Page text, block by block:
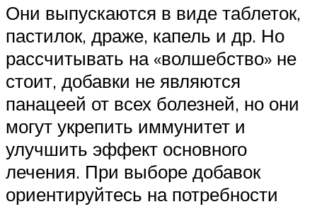
Они выпускаются в виде таблеток,
пастилок, драже, капель и др. Но
рассчитывать на «волшебство» не
стоит, добавки не являются
панацеей от всех болезней, но они
могут укрепить иммунитет и
улучшить эффект основного
лечения. При выборе добавок
ориентируйтесь на потребности